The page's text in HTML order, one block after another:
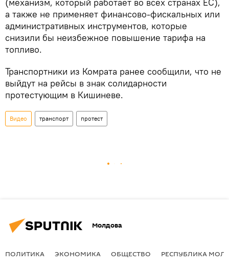
а также не применяет финансово-фискальных или
административных инструментов, которые
снизили бы неизбежное повышение тарифа на
топливо.
Транспортники из Комрата ранее сообщили, что не
выйдут на рейсы в знак солидарности
протестующим в Кишиневе.
Видео транспорт протест
Молдова
ПОЛИТИКА ЭКОНОМИКА ОБЩЕСТВО РЕСПУБЛИКА